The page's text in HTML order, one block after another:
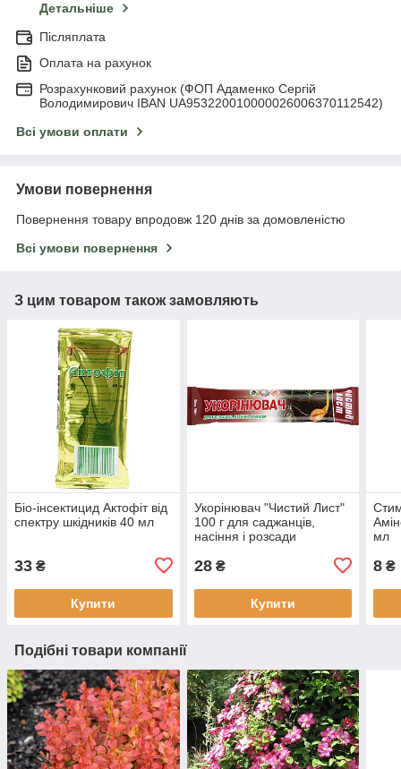
Детальніше
Післяплата
Оплата на рахунок
Розрахунковий рахунок (ФОП Адаменко Сергій
Володимирович IBAN UA953220010000026006370112542)
Всі умови оплати
Умови повернення
Повернення товару впродовж 120 днів за домовленістю
Всі умови повернення
З цим товаром також замовляють
Біо-інсектицид Актофіт від
спектру шкідників 40 мл
33 ₴
Купити
Укорінювач "Чистий Лист"
100 г для саджанців,
насіння і розсади
28₴
Купити
мл
8 ₴
Подібні товари компанії